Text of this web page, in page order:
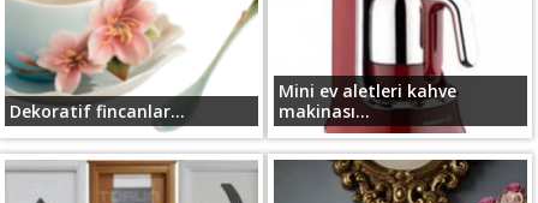
Dekoratif fincanlar...
Mini ev aletleri kahve
makinası...